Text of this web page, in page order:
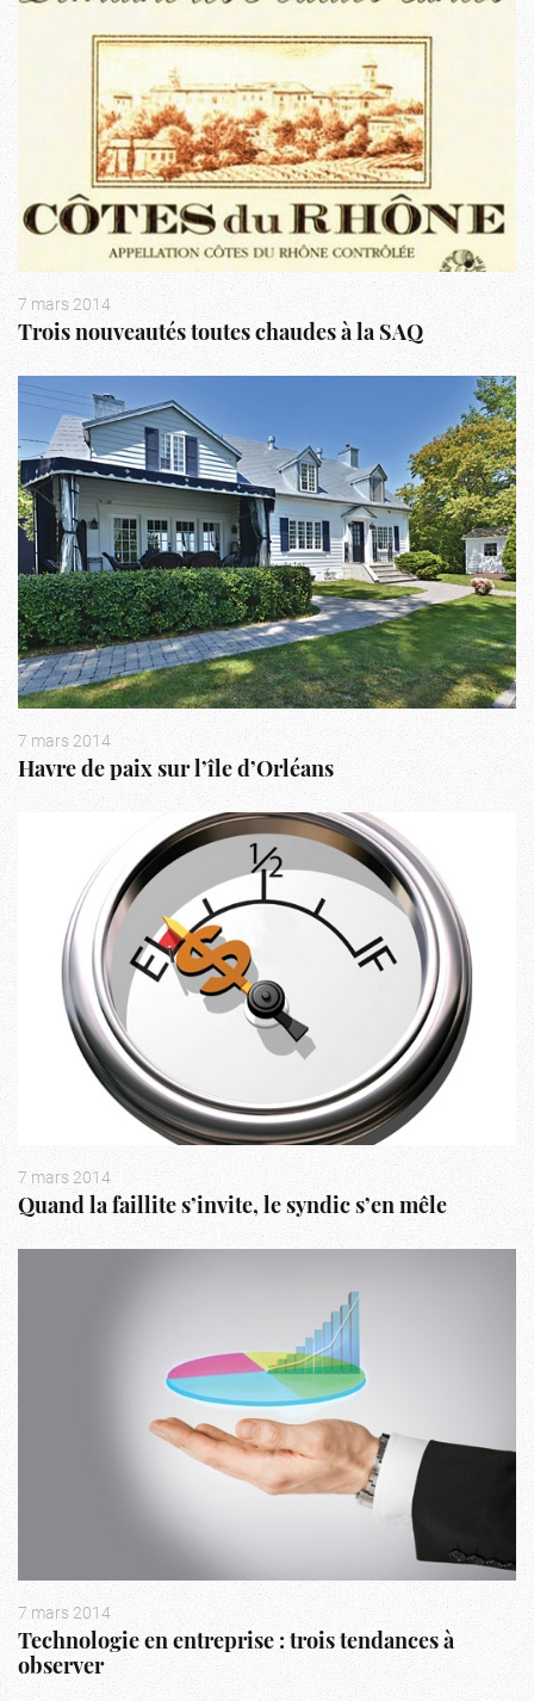
7 mars 2014
Trois nouveautés toutes chaudes à la SAQ
7 mars 2014
Havre de paix sur l’île d’Orléans
7 mars 2014
Quand la faillite s’invite, le syndic s’en mêle
7 mars 2014
Technologie en entreprise : trois tendances à
observer